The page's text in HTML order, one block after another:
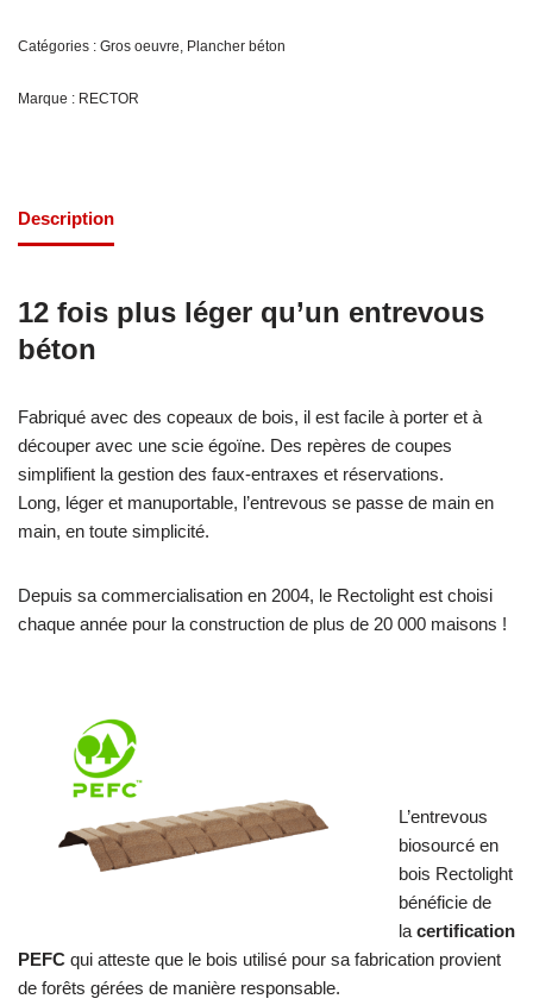
Catégories : Gros oeuvre Plancher béton
Marque : RECTOR
Description
12 fois plus léger qu’un entrevous
béton
Fabriqué avec des copeaux de bois, il est facile à porter et à
découper avec une scie égoïne. Des repères de coupes
simplifient la gestion des faux-entraxes et réservations.
Long, léger et manuportable, l’entrevous se passe de main en
main, en toute simplicité.
Depuis sa commercialisation en 2004, le Rectolight est choisi
chaque année pour la construction de plus de 20 000 maisons !
L’entrevous
biosourcé en
bois Rectolight
bénéficie de
la certification
PEFC qui atteste que le bois utilisé pour sa fabrication provient
de forêts gérées de manière responsable.